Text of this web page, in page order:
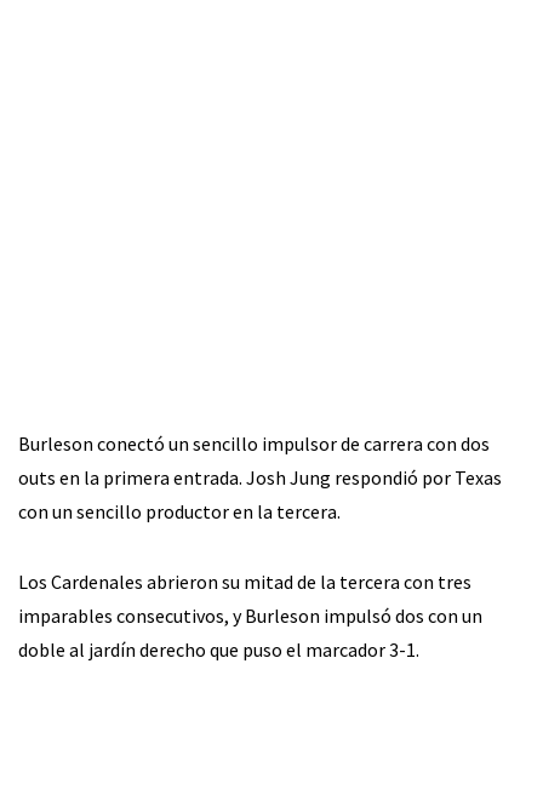
Burleson conectó un sencillo impulsor de carrera con dos
outs en la primera entrada. Josh Jung respondió por Texas
con un sencillo productor en la tercera.
Los Cardenales abrieron su mitad de la tercera con tres
imparables consecutivos, y Burleson impulsó dos con un
doble al jardín derecho que puso el marcador 3-1.